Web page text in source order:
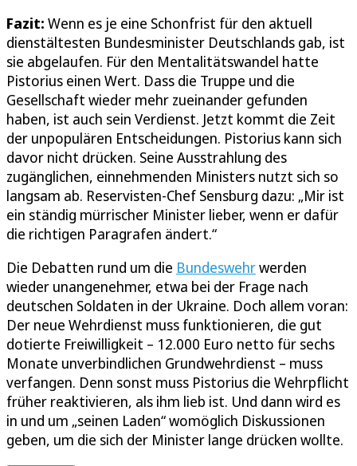
Fazit: Wenn es je eine Schonfrist für den aktuell
dienstältesten Bundesminister Deutschlands gab, ist
sie abgelaufen. Für den Mentalitätswandel hatte
Pistorius einen Wert. Dass die Truppe und die
Gesellschaft wieder mehr zueinander gefunden
haben, ist auch sein Verdienst. Jetzt kommt die Zeit
der unpopulären Entscheidungen. Pistorius kann sich
davor nicht drücken. Seine Ausstrahlung des
zugänglichen, einnehmenden Ministers nutzt sich so
langsam ab. Reservisten-Chef Sensburg dazu: „Mir ist
ein ständig mürrischer Minister lieber, wenn er dafür
die richtigen Paragrafen ändert.“
Die Debatten rund um die Bundeswehrwerden
wieder unangenehmer, etwa bei der Frage nach
deutschen Soldaten in der Ukraine. Doch allem voran:
Der neue Wehrdienst muss funktionieren, die gut
dotierte Freiwilligkeit – 12.000 Euro netto für sechs
Monate unverbindlichen Grundwehrdienst – muss
verfangen. Denn sonst muss Pistorius die Wehrpflicht
früher reaktivieren, als ihm lieb ist. Und dann wird es
in und um „seinen Laden“ womöglich Diskussionen
geben, um die sich der Minister lange drücken wollte.